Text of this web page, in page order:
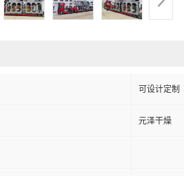
可设计定制
元泽干燥